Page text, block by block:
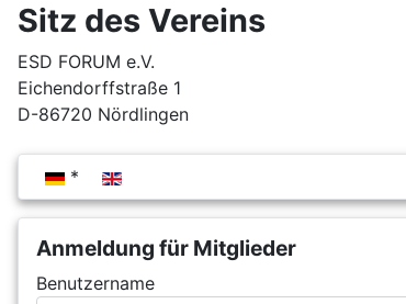
Sprache auswählen
Anmeldung für Mitglieder
Benutzername
Sitz des Vereins
ESD FORUM e.V.
Eichendorffstraße 1
D-86720 Nördlingen